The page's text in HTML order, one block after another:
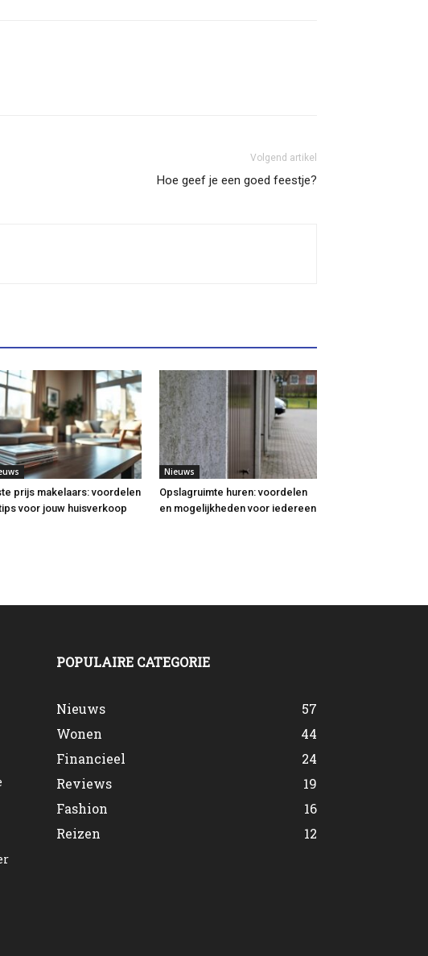
Volgend artikel
Hoe geef je een goed feestje?
prijs makelaars: voordelen
voor jouw huisverkoop
Nieuws
Opslagruimte huren: voordelen
en mogelijkheden voor iedereen
POPULAIRE CATEGORIE
Nieuws
57
Wonen
44
Financieel
24
Reviews
19
Fashion
16
Reizen
12